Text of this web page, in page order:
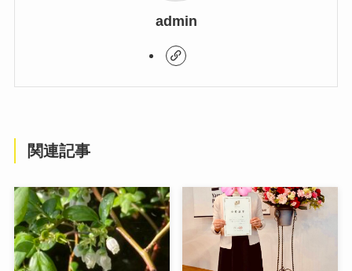
admin
関連記事